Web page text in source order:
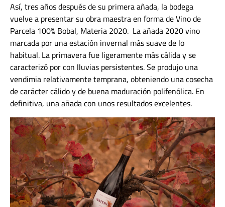
Así, tres años después de su primera añada, la bodega
vuelve a presentar su obra maestra en forma de Vino de
Parcela 100% Bobal, Materia 2020. La añada 2020 vino
marcada por una estación invernal más suave de lo
habitual. La primavera fue ligeramente más cálida y se
caracterizó por con lluvias persistentes. Se produjo una
vendimia relativamente temprana, obteniendo una cosecha
de carácter cálido y de buena maduración polifenólica. En
definitiva, una añada con unos resultados excelentes.